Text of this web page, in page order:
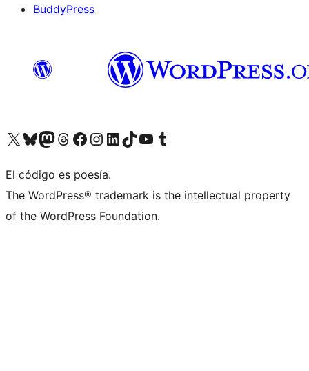
BuddyPress
Visit our X (formerly Twitter) account
Visit our Bluesky account
Visita nuestra cuenta de Twitter
Visit our Threads account
Visita nuestra página de Facebook
Visite nuestra cuenta de Instagram
Visit our LinkedIn account
Visit our TikTok account
Visit our YouTube channel
Visit our Tumblr account
El código es poesía.
The WordPress® trademark is the intellectual property
of the WordPress Foundation.